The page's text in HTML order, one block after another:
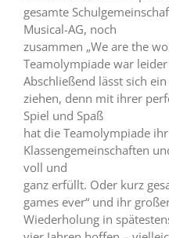
gesamte
Musical-AG, noch
zusammen „We are the
Teamolympiade war
Abschließend lässt sich
ziehen, denn mit ihrer
Spiel und Spaß
hat die Teamolympiade
Klassengemeinschaften
voll und
ganz erfüllt. Oder kurz
games ever“ und ihr
Wiederholung in